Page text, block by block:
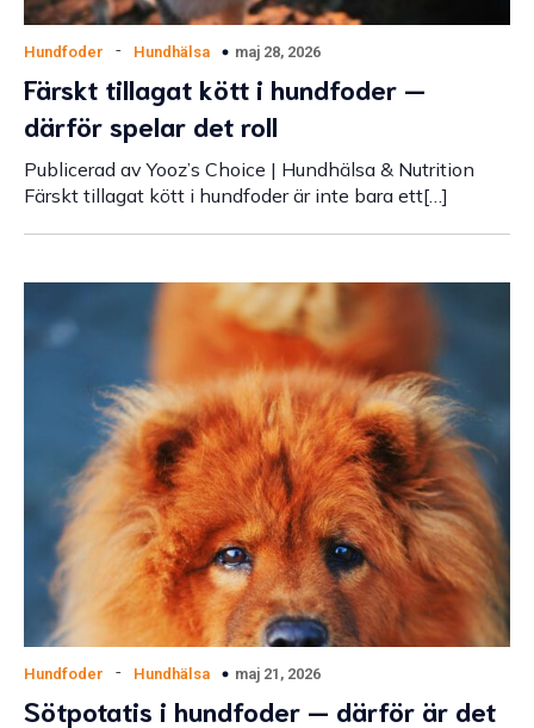
Hundfoder - Hundhälsa maj 28, 2026
Färskt tillagat kött i hundfoder —
därför spelar det roll
Publicerad av Yooz’s Choice | Hundhälsa & Nutrition
Färskt tillagat kött i hundfoder är inte bara ett[…]
Hundfoder - Hundhälsa maj 21, 2026
Sötpotatis i hundfoder — därför är det